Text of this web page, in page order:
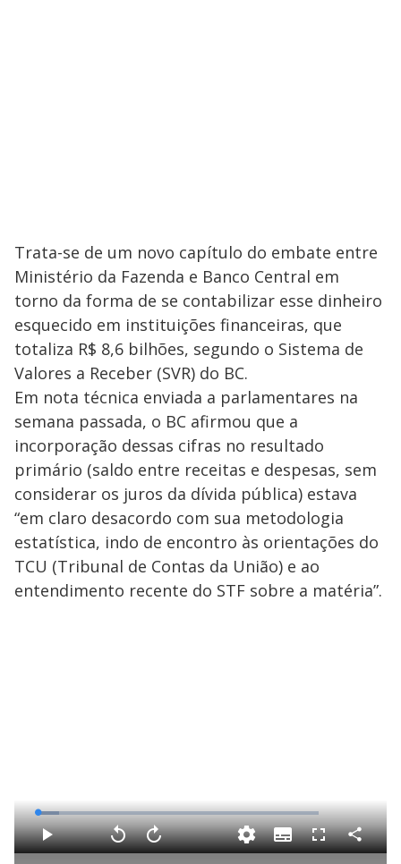
Trata-se de um novo capítulo do embate entre
Ministério da Fazenda e Banco Central em
torno da forma de se contabilizar esse dinheiro
esquecido em instituições financeiras, que
totaliza R$ 8,6 bilhões, segundo o Sistema de
Valores a Receber (SVR) do BC.
Em nota técnica enviada a parlamentares na
semana passada, o BC afirmou que a
incorporação dessas cifras no resultado
primário (saldo entre receitas e despesas, sem
considerar os juros da dívida pública) estava
“em claro desacordo com sua metodologia
estatística, indo de encontro às orientações do
TCU (Tribunal de Contas da União) e ao
entendimento recente do STF sobre a matéria”.
P V A
L
o
a
d
e
S
u
b
F C
o